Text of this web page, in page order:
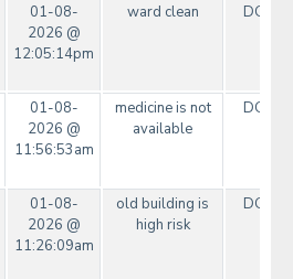
01-08-
2026 @
12:05:14pm
ward clean DGHS
01-08-
2026 @
11:56:53am
medicine is not
available
DGHS
01-08-
2026 @
11:26:09am
old building is
high risk
DGHS